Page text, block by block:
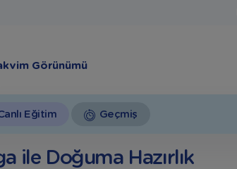
Görünümü
Eğitim Geçmiş
ile Doğuma Hazırlık